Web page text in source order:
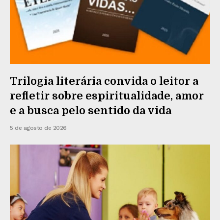
Trilogia literária convida o leitor a
refletir sobre espiritualidade, amor
e a busca pelo sentido da vida
5 de agosto de 2026